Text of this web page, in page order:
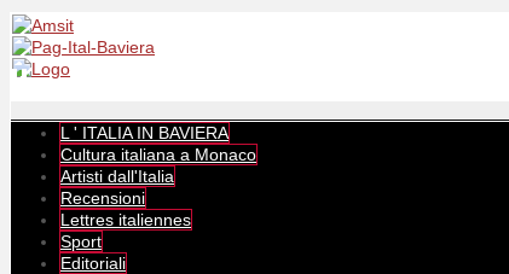
L ' ITALIA IN BAVIERA
Cultura italiana a Monaco
Artisti dall'Italia
Recensioni
Lettres italiennes
Sport
Editoriali